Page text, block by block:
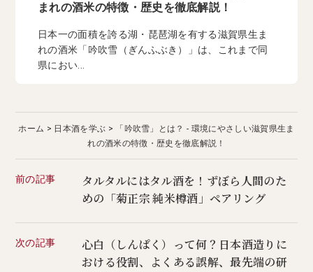
まれの酒米の特徴・歴史を徹底解説！
日本一の面積を誇る湖・琵琶湖を有する滋賀県生ま
れの酒米「吟吹雪（ぎんふぶき）」は、これまで同
県におい...
ホーム 日本酒を学ぶ
「吟吹雪」とは？ - 環境にやさしい滋賀県生ま
れの酒米の特徴・歴史を徹底解説！
前の記事
タルタルにはタル酒を！ずぼら人間のた
めの「菊正宗 純米樽酒」ペアリング
次の記事
心白（しんぱく）って何？日本酒造りに
おける役割、よくある誤解、最先端の研